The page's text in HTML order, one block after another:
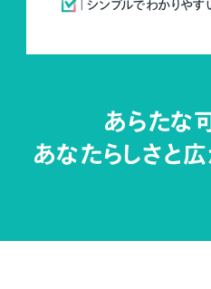
「シンプルでわかりや
あらたな
あなたらしさと広